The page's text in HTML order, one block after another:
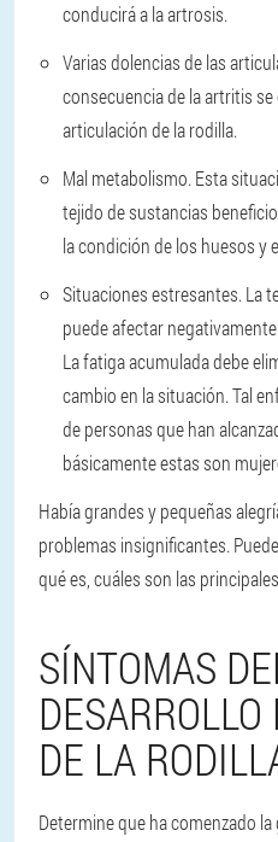
conducirá a la artrosis.
Varias dolencias de las
consecuencia de la artritis
articulación de la rodilla.
Mal metabolismo. Esta
tejido de sustancias
la condición de los huesos y
Situaciones estresantes. La
puede afectar
La fatiga acumulada debe
cambio en la situación. Tal
de personas que han
básicamente estas son
Había grandes y pequeñas
problemas insignificantes.
qué es, cuáles son las
SÍNTOMAS
DE LA
Determine que ha comenzado